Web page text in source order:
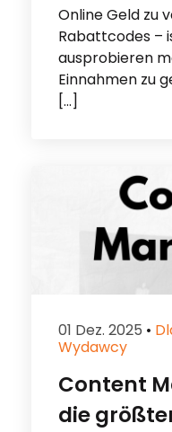
Online Geld zu
Rabattcodes –
ausprobieren
Einnahmen zu
[…]
01 Dez. 2025 •
Wydawcy
Content
die